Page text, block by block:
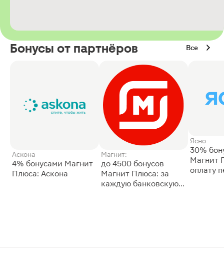
Бонусы от партнёров Все
Аскона
4% бонусами Магнит
Плюса: Аскона
Магнит:
до 4500 бонусов
Магнит Плюса: за
каждую банковскую
Ясно
30%
Магнит
оплату